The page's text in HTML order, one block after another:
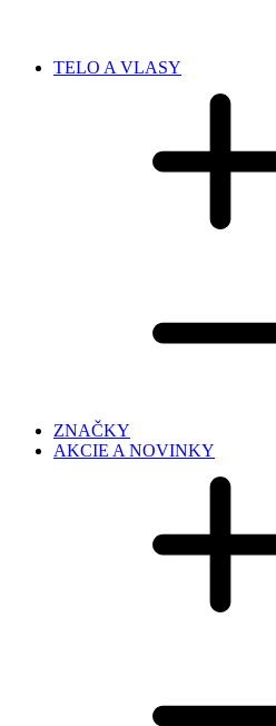
TELO A VLASY
ZNAČKY
AKCIE A NOVINKY